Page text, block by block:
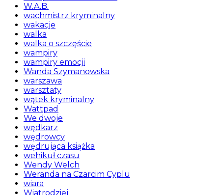
W.A.B.
wachmistrz kryminalny
wakacje
walka
walka o szczęście
wampiry
wampiry emocji
Wanda Szymanowska
warszawa
warsztaty
wątek kryminalny
Wattpad
We dwoje
wędkarz
wędrowcy
wędrująca książka
wehikuł czasu
Wendy Welch
Weranda na Czarcim Cyplu
wiara
Wiatrodziej